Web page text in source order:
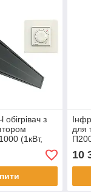
з
(1кВт,
для
10